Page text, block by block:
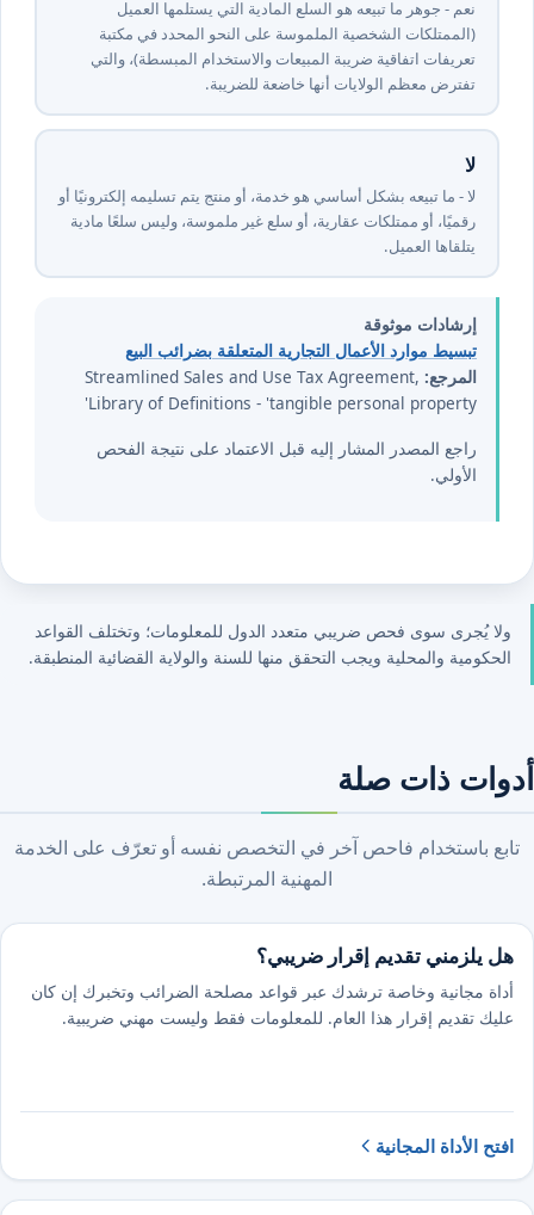
نعم - جوهر ما تبيعه هو السلع المادية التي يستلمها العميل
(الممتلكات الشخصية الملموسة على النحو المحدد في مكتبة
تعريفات اتفاقية ضريبة المبيعات والاستخدام المبسطة)، والتي
تفترض معظم الولايات أنها خاضعة للضريبة.
لا
لا - ما تبيعه بشكل أساسي هو خدمة، أو منتج يتم تسليمه إلكترونيًا أو
رقميًا، أو ممتلكات عقارية، أو سلع غير ملموسة، وليس سلعًا مادية
يتلقاها العميل.
إرشادات موثوقة
تبسيط موارد الأعمال التجارية المتعلقة بضرائب البيع
المرجع: Streamlined Sales and Use Tax Agreement,
Library of Definitions - 'tangible personal property'
راجع المصدر المشار إليه قبل الاعتماد على نتيجة الفحص
الأولي.
ولا يُجرى سوى فحص ضريبي متعدد الدول للمعلومات؛ وتختلف القواعد
الحكومية والمحلية ويجب التحقق منها للسنة والولاية القضائية المنطبقة.
أدوات ذات صلة
تابع باستخدام فاحص آخر في التخصص نفسه أو تعرّف على الخدمة
المهنية المرتبطة.
هل يلزمني تقديم إقرار ضريبي؟
أداة مجانية وخاصة ترشدك عبر قواعد مصلحة الضرائب وتخبرك إن كان
عليك تقديم إقرار هذا العام. للمعلومات فقط وليست مهني ضريبية.
افتح الأداة المجانية